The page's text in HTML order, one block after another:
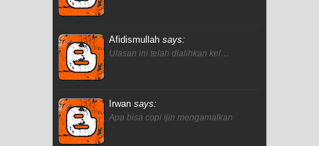
Afidismullah says:
Ulasan ini telah dialihkan kel…
Irwan says:
Apa bisa copi ijin mengamalkan